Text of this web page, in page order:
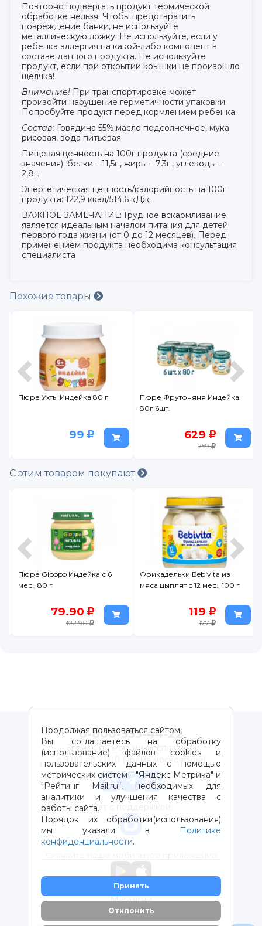
Повторно подвергать продукт термической
обработке нельзя. Чтобы предотвратить
повреждение банки, не используйте
металлическую ложку. Не используйте, если у
ребенка аллергия на какой-либо компонент в
составе данного продукта. Не используйте
продукт, если при открытии крышки не произошло
щелчка!
Внимание! При транспортировке может
произойти нарушение герметичности упаковки.
Попробуйте продукт перед кормлением ребенка.
Состав: Говядина 55%,масло подсолнечное, мука
рисовая, вода питьевая
Пищевая ценность на 100г продукта (средние
значения): белки – 11,5г., жиры – 7,3г., углеводы –
2,8г.
Энергетическая ценность/калорийность на 100г
продукта: 122,9 ккал/514,6 кДж.
ВАЖНОЕ ЗАМЕЧАНИЕ: Грудное вскармливание
является идеальным началом питания для детей
первого года жизни (от 0 до 12 месяцев). Перед
применением продукта необходима консультация
специалиста
Похожие товары
Пюре Ухты Индейка 80 г
99
Пюре Фрутоняня Индейка,
80г 6шт.
629
759
С этим товаром покупают
Пюре Gipopo Индейка с 6
мес., 80 г
79.90
122.90
Фрикадельки Bebivita из
мяса цыплят с 12 мес., 100 г
119
177
Продолжая пользоваться сайтом,
Вы соглашаетесь на обработку
(использование) файлов cookies и
пользовательских данных с помощью
метрических систем - "Яндекс Метрика" и
"Рейтинг Mail.ru“, необходимых для
аналитики и улучшения качества с
работы сайта.
Порядок их обработки(использования)
мы указали в
Политике
конфиденциальности.
Принять
Отклонить
8-800-333-44-22
Звонок по России бесплатный
с 9:00 до 21:00 (время московское)
Чат с поддержкой
Магазины